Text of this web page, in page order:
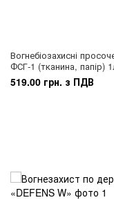
Вогнебіозахисні
ФСГ-1 (тканина, папір)
519.00 грн. з ПДВ